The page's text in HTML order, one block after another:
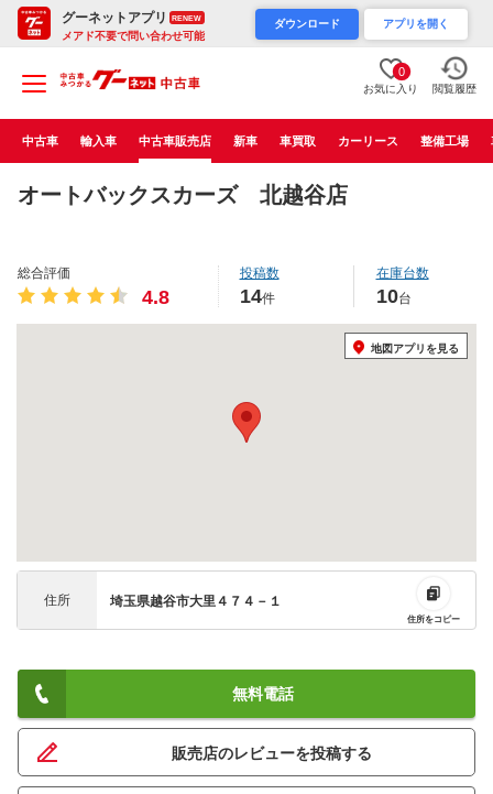
グーネットアプリ RENEW
メアド不要で問い合わせ可能
ダウンロード アプリを開く
0
お気に入り 閲覧履歴
中古車 輸入車 中古車販売店 新車 車買取 カーリース 整備工場
オートバックスカーズ 北越谷店
総合評価
4.8
投稿数
14件
在庫台数
10台
地図アプリを見る
住所 埼玉県越谷市大里４７４－１
住所をコピー
無料電話
販売店のレビューを投稿する